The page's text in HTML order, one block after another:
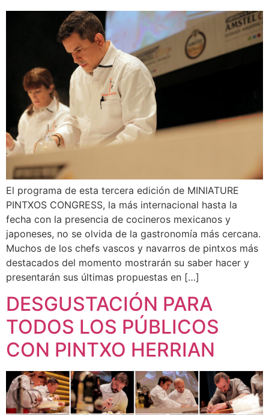
El programa de esta tercera edición de MINIATURE
PINTXOS CONGRESS, la más internacional hasta la
fecha con la presencia de cocineros mexicanos y
japoneses, no se olvida de la gastronomía más cercana.
Muchos de los chefs vascos y navarros de pintxos más
destacados del momento mostrarán su saber hacer y
presentarán sus últimas propuestas en […]
DESGUSTACIÓN PARA
TODOS LOS PÚBLICOS
CON PINTXO HERRIAN